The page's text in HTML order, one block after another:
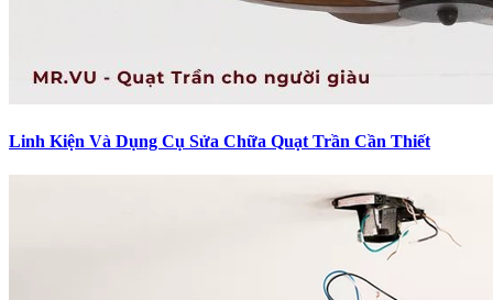
Linh Kiện Và Dụng Cụ Sửa Chữa Quạt Trần Cần Thiết